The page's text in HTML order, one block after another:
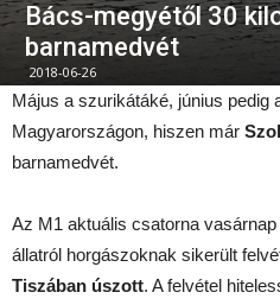
Bács-megyétől 30
barnamedvét
2018-06-26
Május a szurikátáké, június pedig
Magyarországon, hiszen már
barnamedvét.
Az M1 aktuális csatorna
állatról horgászoknak sikerült
Tiszában úszott. A felvétel